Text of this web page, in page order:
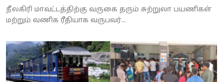
நீலகிரி மாவட்டத்திற்கு வருகை தரும் சுற்றுலா பயணிகள்
மற்றும் வணிக ரீதியாக வருபவர்...